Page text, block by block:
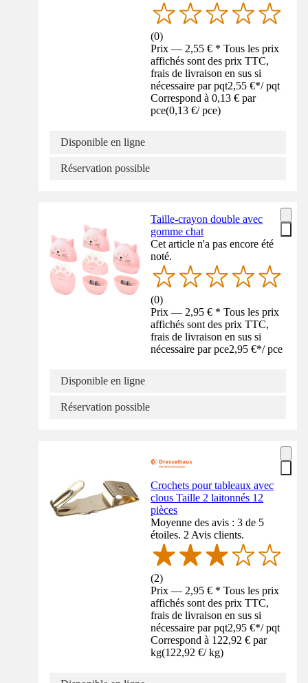
(0)
Prix — 2,55 € * Tous les prix
affichés sont des prix TTC,
frais de livraison en sus si
nécessaire par pqt2,55 €*/ pqt
Correspond à 0,13 € par
pce(0,13 €/ pce)
Disponible en ligne
Réservation possible
Taille-crayon double avec
gomme chat
Cet article n'a pas encore été
noté.
(0)
Prix — 2,95 € * Tous les prix
affichés sont des prix TTC,
frais de livraison en sus si
nécessaire par pce2,95 €*/ pce
Disponible en ligne
Réservation possible
Crochets pour tableaux avec
clous Taille 2 laitonnés 12
pièces
Moyenne des avis : 3 de 5
étoiles. 2 Avis clients.
(2)
Prix — 2,95 € * Tous les prix
affichés sont des prix TTC,
frais de livraison en sus si
nécessaire par pqt2,95 €*/ pqt
Correspond à 122,92 € par
kg(122,92 €/ kg)